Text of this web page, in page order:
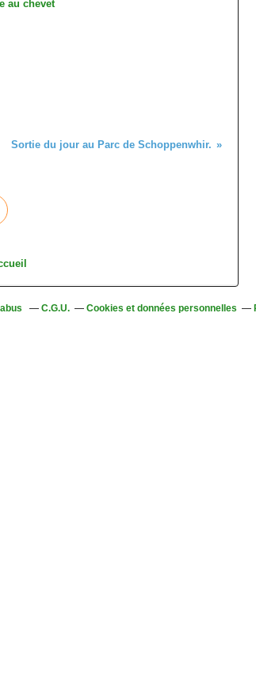
Sortie du jour au Parc de Schoppenwhir.
C.G.U. Cookies et données personnelles